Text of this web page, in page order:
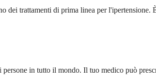
dei trattamenti di prima linea per
in tutto il mondo. Il tuo medico può